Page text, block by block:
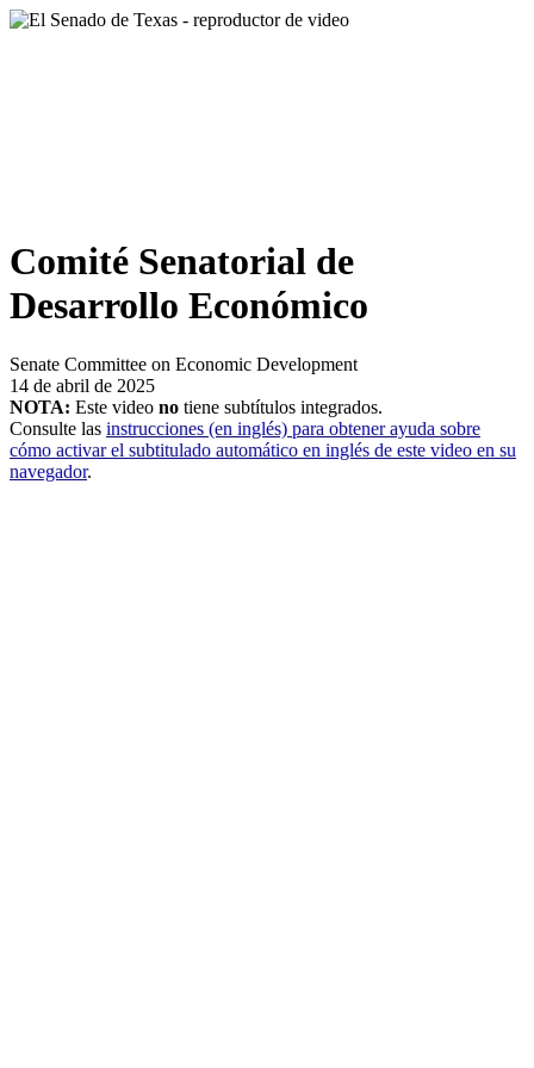
Comité Senatorial de
Desarrollo Económico
Senate Committee on Economic Development
14 de abril de 2025
NOTA: Este video no tiene subtítulos integrados.
Consulte las instrucciones (en inglés) para obtener ayuda sobre
cómo activar el subtitulado automático en inglés de este video en su
navegador.